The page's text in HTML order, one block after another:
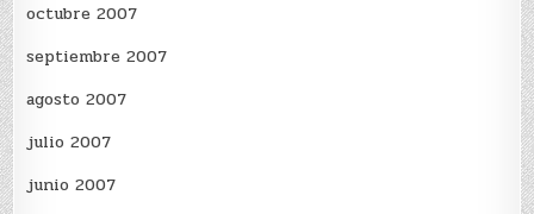
octubre 2007
septiembre 2007
agosto 2007
julio 2007
junio 2007